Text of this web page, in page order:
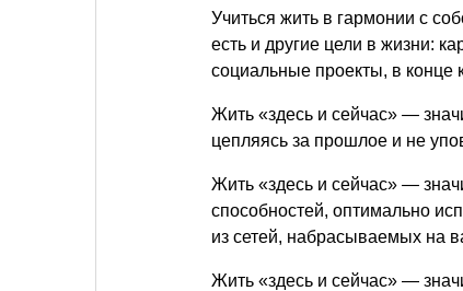
Учиться жить в гармонии с
есть и другие цели в жизни:
социальные проекты, в конце
Жить «здесь и сейчас» —
цепляясь за прошлое и не
Жить «здесь и сейчас» —
способностей, оптимально
из сетей, набрасываемых на
Жить «здесь и сейчас» —